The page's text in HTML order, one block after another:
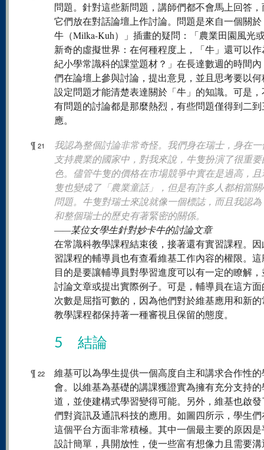
問題。針對這些新問題，講師們都不會馬上回答
它們放在對話論壇上作討論。問題是來自一個關
牛（Milka-Kuh）」插畫的疑問：「農業田園風光
新奇的虛擬世界：在何種程度上，「牛」還可以作
紀小學常識科的課堂題材？」在長達數週的時間
們在論壇上參與討論，提出意見，並且思考要以
設定問題才能清楚表達關於「牛」的知識。可是
有問題的討論都是那麼熱烈，有些問題僅得到二
應。
¶ 21
我認為整個討論非常奇怪。我們身在瑞士，身在
支持農業的國家中，對我來說，牛隻扮演了很重
色。儘管牛隻的價格在市場競爭中實在是過高，
隻也變成了「農業童話」，但是有許多人都相當
問題。牛隻對瑞士來說就像一個標誌，而且我認
和整個瑞士的歷史有著緊密的關係。
——某位女學生針對妙卡牛的討論文章
在常識科教學課程結束後，接著還有實習課程。
習課程的輔導員也有查看維基工作內容的權限。
目的是要讓輔導員對學習進度可以有一定的瞭解
討論文章或提出實際例子。可是，輔導員在這方
次數是屈指可數的，因為他們對於維基應用和新
教學課程都保持著一種審視且保留的態度。
5 結論
¶ 22
維基可以為學生提供一個高度自主和講求合作性
會。以維基為基礎的講課獲證實為擁有充分支持
道，並使建構式學習變得可能。另外，維基也啟
們對資訊及通訊科技的應用。如圖四所示，學生
這個平台方面非常積極。其中一個最主要的原因
設計簡單，具開放性，使一些富有想像力且需要